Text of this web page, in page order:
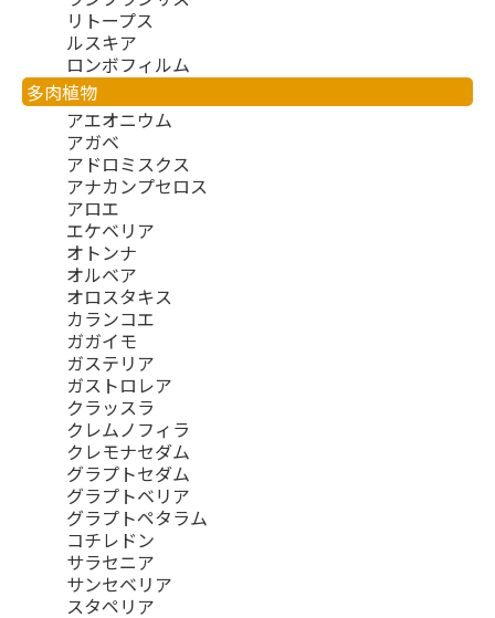
リトープス
ルスキア
ロンボフィルム
多肉植物
アエオニウム
アガベ
アドロミスクス
アナカンプセロス
アロエ
エケベリア
オトンナ
オルベア
オロスタキス
カランコエ
ガガイモ
ガステリア
ガストロレア
クラッスラ
クレムノフィラ
クレモナセダム
グラプトセダム
グラプトベリア
グラプトペタラム
コチレドン
サラセニア
サンセベリア
スタペリア